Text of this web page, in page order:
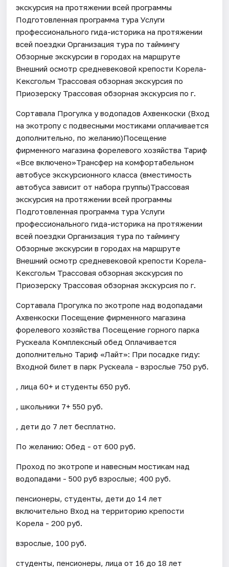
экскурсия на протяжении всей программы
Подготовленная программа тура Услуги
профессионального гида-историка на протяжении
всей поездки Организация тура по таймингу
Обзорные экскурсии в городах на маршруте
Внешний осмотр средневековой крепости Корела-
Кексгольм Трассовая обзорная экскурсия по
Приозерску Трассовая обзорная экскурсия по г.
Сортавала Прогулка у водопадов Ахвенкоски (Вход
на экотропу с подвесными мостиками оплачивается
дополнительно, по желанию)Посещение
фирменного магазина форелевого хозяйства Тариф
«Все включено»Трансфер на комфортабельном
автобусе экскурсионного класса (вместимость
автобуса зависит от набора группы)Трассовая
экскурсия на протяжении всей программы
Подготовленная программа тура Услуги
профессионального гида-историка на протяжении
всей поездки Организация тура по таймингу
Обзорные экскурсии в городах на маршруте
Внешний осмотр средневековой крепости Корела-
Кексгольм Трассовая обзорная экскурсия по
Приозерску Трассовая обзорная экскурсия по г.
Сортавала Прогулка по экотропе над водопадами
Ахвенкоски Посещение фирменного магазина
форелевого хозяйства Посещение горного парка
Рускеала Комплексный обед Оплачивается
дополнительно Тариф «Лайт»: При посадке гиду:
Входной билет в парк Рускеала - взрослые 750 руб.
, лица 60+ и студенты 650 руб.
, школьники 7+ 550 руб.
, дети до 7 лет бесплатно.
По желанию: Обед - от 600 руб.
Проход по экотропе и навесным мостикам над
водопадами - 500 руб взрослые; 400 руб.
пенсионеры, студенты, дети до 14 лет
включительно Вход на территорию крепости
Корела - 200 руб.
взрослые, 100 руб.
студенты, пенсионеры, лица от 16 до 18 лет